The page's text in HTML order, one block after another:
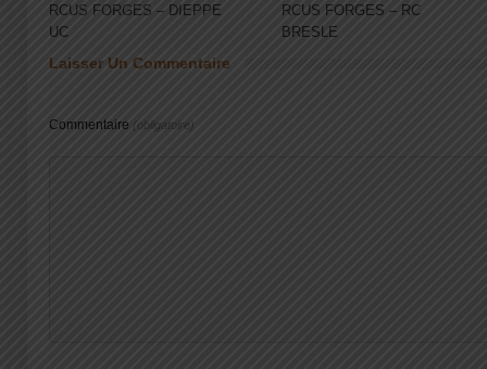
RCUS FORGES – DIEPPE
UC
RCUS FORGES – RC
BRESLE
Laisser Un Commentaire
Commentaire (obligatoire)